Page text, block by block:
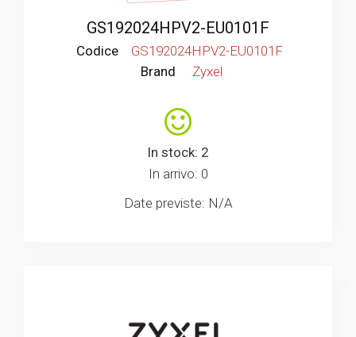
GS192024HPV2-EU0101F
Codice
GS192024HPV2-EU0101F
Brand
Zyxel
In stock: 2
In arrivo: 0
Date previste: N/A